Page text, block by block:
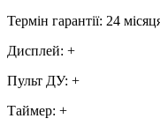
Термін гарантії: 24
Дисплей: +
Пульт ДУ: +
Таймер: +